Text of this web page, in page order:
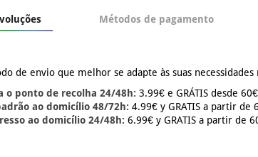
Métodos de pagamento
de envio que melhor se adapte às suas
o ponto de recolha 24/48h: 3.99€ e GRÁTIS desde
ao domicílio 48/72h: 4.99€ y GRATIS a partir de
ao domicílio 24/48h: 6.99€ y GRATIS a partir de